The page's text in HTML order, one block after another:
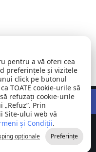
|
Tulcea
©
2026
Toate
drepturile
rezervate
Publice SRL
pentru a vă oferi cea
preferințele și vizitele
click pe butonul
TOATE cookie-urile să
refuzați cookie-urile
Prin
Site-ului web vă
și Condiții.
opționale Preferințe